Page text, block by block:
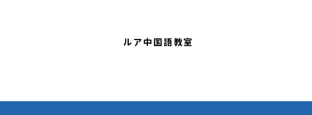
ルア中国語教室​